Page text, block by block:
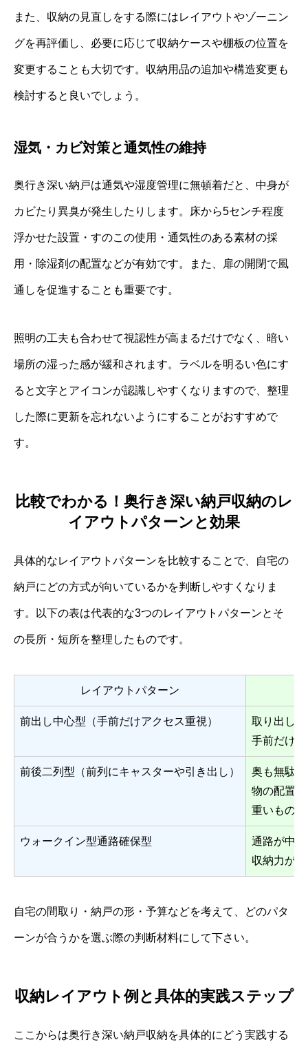
また、収納の見直しをする際にはレイアウトやゾーニン
グを再評価し、必要に応じて収納ケースや棚板の位置を
変更することも大切です。収納用品の追加や構造変更も
検討すると良いでしょう。
湿気・カビ対策と通気性の維持
奥行き深い納戸は通気や湿度管理に無頓着だと、中身が
カビたり異臭が発生したりします。床から5センチ程度
浮かせた設置・すのこの使用・通気性のある素材の採
用・除湿剤の配置などが有効です。また、扉の開閉で風
通しを促進することも重要です。
照明の工夫も合わせて視認性が高まるだけでなく、暗い
場所の湿った感が緩和されます。ラベルを明るい色にす
ると文字とアイコンが認識しやすくなりますので、整理
した際に更新を忘れないようにすることがおすすめで
す。
比較でわかる！奥行き深い納戸収納のレ
イアウトパターンと効果
具体的なレイアウトパターンを比較することで、自宅の
納戸にどの方式が向いているかを判断しやすくなりま
す。以下の表は代表的な3つのレイアウトパターンとそ
の長所・短所を整理したものです。
レイアウトパターン
前出し中心型（手前だけアクセス重視）
取り出し
手前だけ
前後二列型（前列にキャスターや引き出し）
奥も無駄
物の配置
重いもの
ウォークイン型通路確保型
通路が中
収納力が
自宅の間取り・納戸の形・予算などを考えて、どのパタ
ーンが合うかを選ぶ際の判断材料にして下さい。
収納レイアウト例と具体的実践ステップ
ここからは奥行き深い納戸収納を具体的にどう実践する